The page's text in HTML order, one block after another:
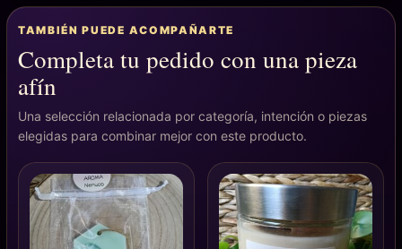
TAMBIÉN PUEDE ACOMPAÑARTE
Completa tu pedido con una pieza
afín
Una selección relacionada por categoría, intención o piezas
elegidas para combinar mejor con este producto.